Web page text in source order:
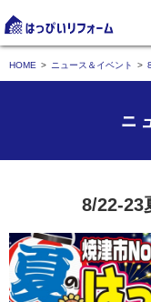
HOME ニュース＆イベント
ニ
8/22-23